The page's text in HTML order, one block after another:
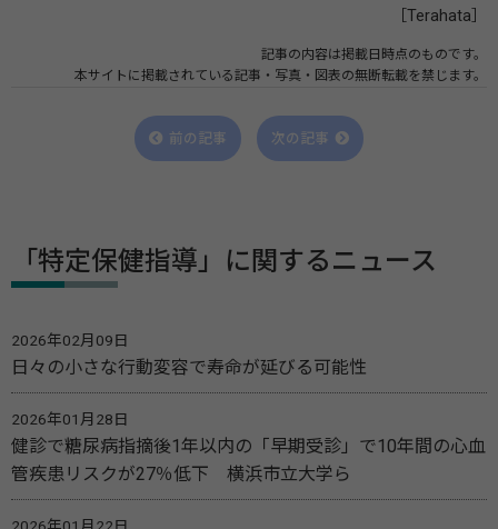
［Terahata］
記事の内容は掲載日時点のものです。
本サイトに掲載されている記事・写真・図表の無断転載を禁じます。
前の記事 次の記事
「特定保健指導」に関するニュース
2026年02月09日
日々の小さな行動変容で寿命が延びる可能性
2026年01月28日
健診で糖尿病指摘後1年以内の「早期受診」で10年間の心血
管疾患リスクが27％低下 横浜市立大学ら